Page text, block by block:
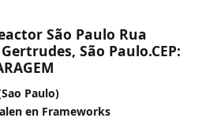
São Paulo Rua
São Paulo.CEP:
Paulo)
en Frameworks